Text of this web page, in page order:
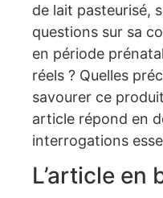
de lait pasteurisé,
questions sur sa
en période
réels ? Quelles
savourer ce
article répond en
interrogations
L’article en